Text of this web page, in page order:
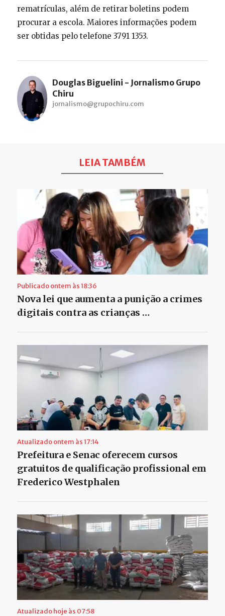
rematrículas, além de retirar boletins podem
procurar a escola. Maiores informações podem
ser obtidas pelo telefone 3791 1353.
Douglas Biguelini - Jornalismo Grupo
Chiru
jornalismo@grupochiru.com
LEIA TAMBÉM
Publicado ontem às 18:36
Nova lei que aumenta a punição a crimes
digitais contra as crianças …
Atualizado ontem às 17:14
Prefeitura e Senac oferecem cursos
gratuitos de qualificação profissional em
Frederico Westphalen
Atualizado hoje às 07:58